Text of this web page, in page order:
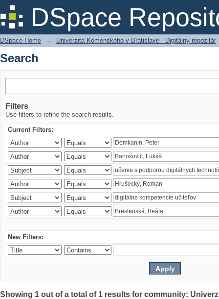
DSpace
Search
DSpace Home → Univerzita Komenského v Bratislave - Digitálny repozitár
Search
Filters
Use filters to refine the search results.
Current Filters:
New Filters:
Showing 1 out of a total of 1 results for community: